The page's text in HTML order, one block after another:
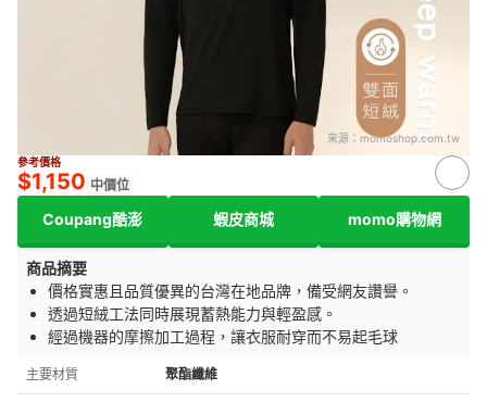
來源： momoshop.com.tw
參考價格
$1,150 中價位
Coupang酷澎 蝦皮商城 momo購物網
商品摘要
價格實惠且品質優異的台灣在地品牌，備受網友讚譽。
透過短絨工法同時展現蓄熱能力與輕盈感。
經過機器的摩擦加工過程，讓衣服耐穿而不易起毛球
主要材質 聚酯纖維